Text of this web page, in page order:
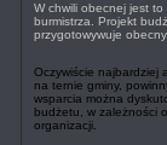
W chwili obecnej jest
burmistrza. Projekt
przygotowywuje
Oczywiście najbardziej
na ternie gminy,
wsparcia można
budżetu, w zależności
organizacji.